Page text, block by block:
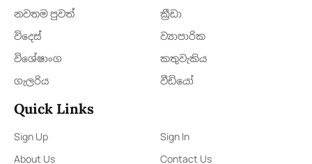
නවතම පුවත්
ක්‍රී​ඩා
විදෙස්
ව්‍යාපාරික
විශේෂාංග
කතුවැකිය
ගැලරිය
වීඩියෝ
Quick Links
Sign Up
Sign In
About Us
Contact Us